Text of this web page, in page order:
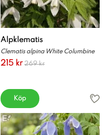
Alpklematis
Clematis alpina White Columbine
215 kr 269 kr
Köp